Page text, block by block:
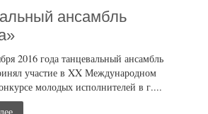
ансамбль
2016 года танцевальный ансамбль
участие в XX Международном
молодых исполнителей в г....